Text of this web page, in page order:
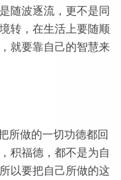
随波逐流，更不是同
转，在生活上要随顺
就要靠自己的智慧来
所做的一切功德都回
积福德，都不是为自
以要把自己所做的这